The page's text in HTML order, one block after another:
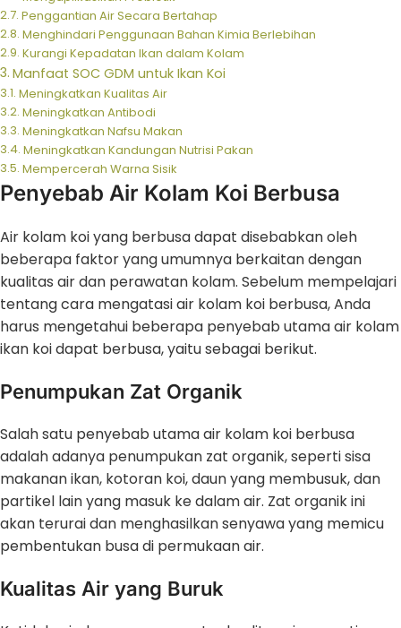
Penggantian Air Secara Bertahap
Menghindari Penggunaan Bahan Kimia Berlebihan
Kurangi Kepadatan Ikan dalam Kolam
Manfaat SOC GDM untuk Ikan Koi
Meningkatkan Kualitas Air
Meningkatkan Antibodi
Meningkatkan Nafsu Makan
Meningkatkan Kandungan Nutrisi Pakan
Mempercerah Warna Sisik
Penyebab Air Kolam Koi Berbusa
Air kolam koi yang berbusa dapat disebabkan oleh
beberapa faktor yang umumnya berkaitan dengan
kualitas air dan perawatan kolam. Sebelum mempelajari
tentang cara mengatasi air kolam koi berbusa, Anda
harus mengetahui beberapa penyebab utama air kolam
ikan koi dapat berbusa, yaitu sebagai berikut.
Penumpukan Zat Organik
Salah satu penyebab utama air kolam koi berbusa
adalah adanya penumpukan zat organik, seperti sisa
makanan ikan, kotoran koi, daun yang membusuk, dan
partikel lain yang masuk ke dalam air. Zat organik ini
akan terurai dan menghasilkan senyawa yang memicu
pembentukan busa di permukaan air.
Kualitas Air yang Buruk